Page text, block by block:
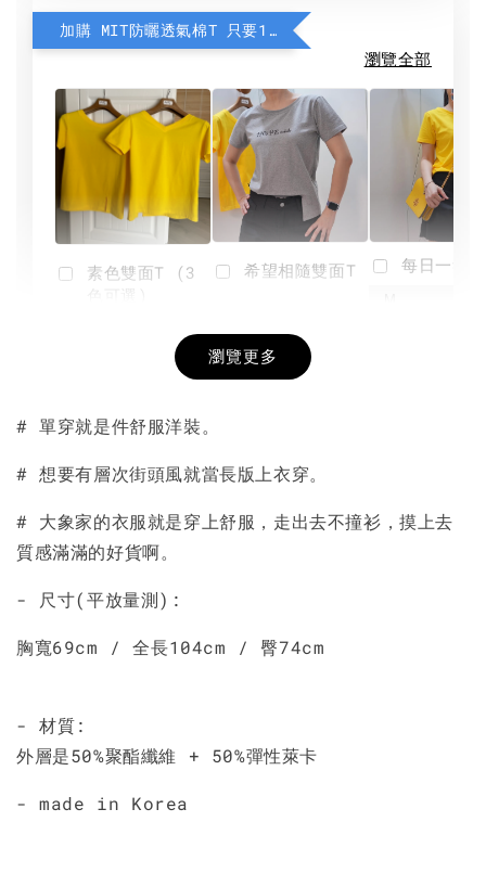
加購 MIT防曬透氣棉T 只要190元
瀏覽全部
素色雙面T (3
+
希望相隨雙面T
NT$ 190
-
每日一笑
瀏覽更多
# 單穿就是件舒服洋裝。
# 想要有層次街頭風就當長版上衣穿。
# 大象家的衣服就是穿上舒服，走出去不撞衫，摸上去
質感滿滿的好貨啊。
- 尺寸(平放量測):
胸寬69cm / 全長104cm / 臀74cm
- 材質:
外層是50%聚酯纖維 + 50%彈性萊卡
- made in Korea